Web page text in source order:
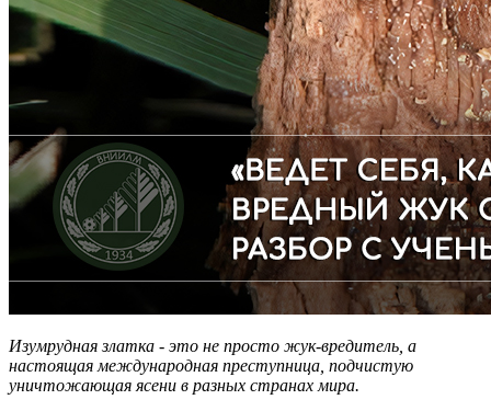
Изумрудная златка - это не просто жук-вредитель, а
настоящая международная преступница, подчистую
уничтожающая ясени в разных странах мира.